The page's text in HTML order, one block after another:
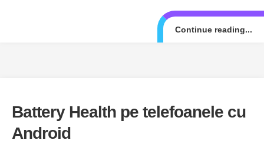
Continue reading...
Battery Health pe telefoanele cu
Android